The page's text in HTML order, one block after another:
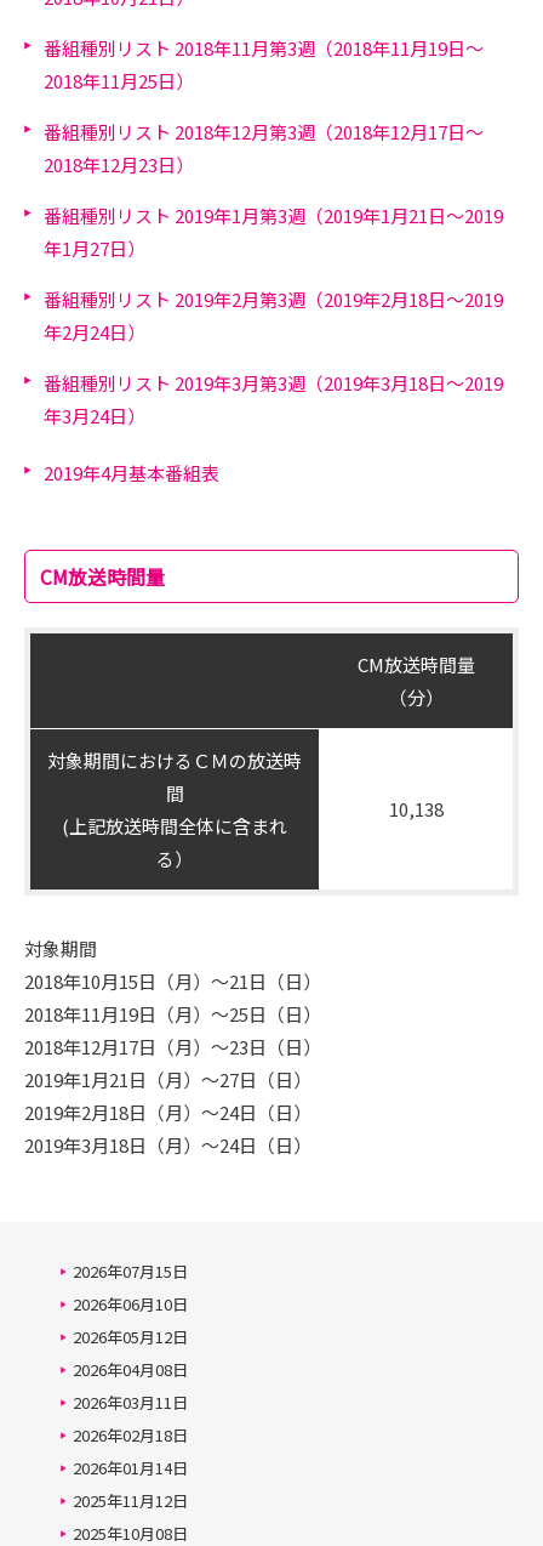
番組種別リスト 2018年11月第3週（2018年11月19日～
2018年11月25日）
番組種別リスト 2018年12月第3週（2018年12月17日～
2018年12月23日）
番組種別リスト 2019年1月第3週（2019年1月21日～2019
年1月27日）
番組種別リスト 2019年2月第3週（2019年2月18日～2019
年2月24日）
番組種別リスト 2019年3月第3週（2019年3月18日～2019
年3月24日）
2019年4月基本番組表
CM放送時間量
CM放送時間量
（分）
対象期間におけるＣＭの放送時
間
(上記放送時間全体に含まれ
る）
10,138
対象期間
2018年10月15日（月）～21日（日）
2018年11月19日（月）～25日（日）
2018年12月17日（月）～23日（日）
2019年1月21日（月）～27日（日）
2019年2月18日（月）～24日（日）
2019年3月18日（月）～24日（日）
2026年07月15日
2026年06月10日
2026年05月12日
2026年04月08日
2026年03月11日
2026年02月18日
2026年01月14日
2025年11月12日
2025年10月08日